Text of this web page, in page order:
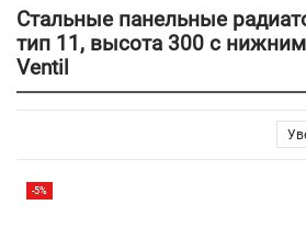
Стальные панельные
тип 11, высота 300 с
Ventil
-5%